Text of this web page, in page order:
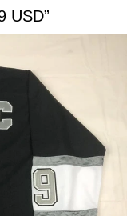
USD”